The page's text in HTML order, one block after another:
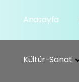
Anasayfa
Kültür-Sanat